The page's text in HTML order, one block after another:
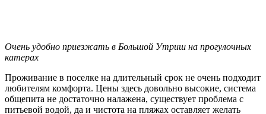
Очень удобно приезжать в Большой Утриш на прогулочных
катерах
Проживание в поселке на длительный срок не очень подходит
любителям комфорта. Цены здесь довольно высокие, система
общепита не достаточно налажена, существует проблема с
питьевой водой, да и чистота на пляжах оставляет желать